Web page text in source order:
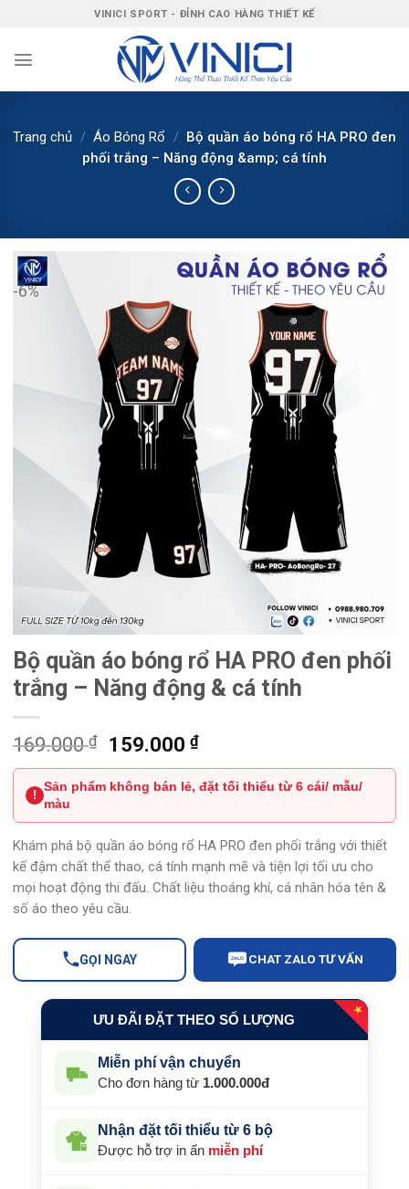
nội
VINICI SPORT - ĐỈNH CAO HÀNG THIẾT KẾ
Trang chủ / Áo Bóng Rổ / Bộ quần áo bóng rổ HA PRO đen
phối trắng – Năng động &amp; cá tính
-6%
Bộ quần áo bóng rổ HA PRO đen phối
trắng – Năng động & cá tính
169.000₫
Giá
gốc
là:
169.000 ₫.
159.000 ₫Giá
hiện
tại
là:
159.000 ₫.
!
Sản phẩm không bán lẻ, đặt tối thiểu từ 6 cái/ mẫu/
màu
Khám phá bộ quần áo bóng rổ HA PRO đen phối trắng với thiết
kế đậm chất thể thao, cá tính mạnh mẽ và tiện lợi tối ưu cho
mọi hoạt động thi đấu. Chất liệu thoáng khí, cá nhân hóa tên &
số áo theo yêu cầu.
GỌI NGAY ZALO CHAT ZALO TƯ VẤN
ƯU ĐÃI ĐẶT THEO SỐ LƯỢNG
★
Miễn phí vận chuyển
Cho đơn hàng từ 1.000.000đ
Nhận đặt tối thiểu từ 6 bộ
Được hỗ trợ in ấn miễn phí